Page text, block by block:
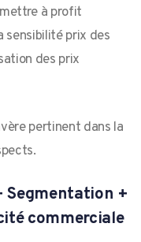
à profit
sensibilité prix des
des prix
pertinent dans la
+
commerciale